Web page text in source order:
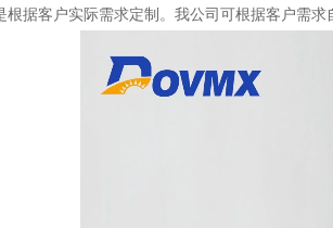
根据客户实际需求定制。我公司可根据客户需求